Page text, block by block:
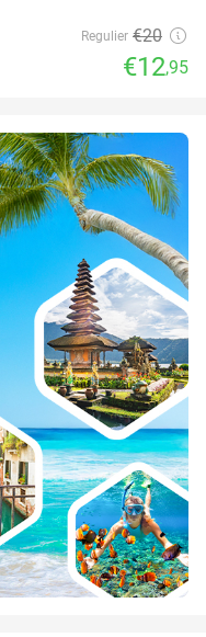
Regulier €20
€12,95